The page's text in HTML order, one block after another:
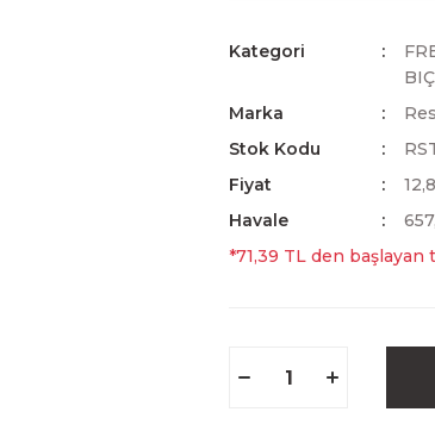
Kategori
Marka
Stok Kodu
Fiyat
Havale
*71,39 TL den başlayan